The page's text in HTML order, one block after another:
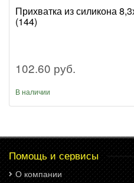
Прихватка из силикона
(144)
102.60 руб.
В наличии
Помощь и сервисы
О компании